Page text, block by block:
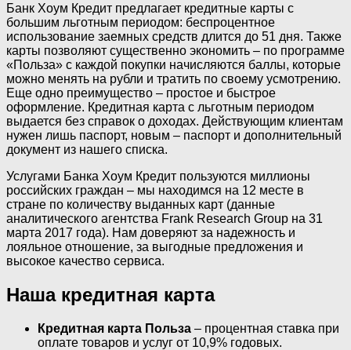
Банк Хоум Кредит предлагает кредитные карты с
большим льготным периодом: беспроцентное
использование заемных средств длится до 51 дня. Также
карты позволяют существенно экономить – по программе
«Польза» с каждой покупки начисляются баллы, которые
можно менять на рубли и тратить по своему усмотрению.
Еще одно преимущество – простое и быстрое
оформление. Кредитная карта с льготным периодом
выдается без справок о доходах. Действующим клиентам
нужен лишь паспорт, новым – паспорт и дополнительный
документ из нашего списка.
Услугами Банка Хоум Кредит пользуются миллионы
российских граждан – мы находимся на 12 месте в
стране по количеству выданных карт (данные
аналитического агентства Frank Research Group на 31
марта 2017 года). Нам доверяют за надежность и
лояльное отношение, за выгодные предложения и
высокое качество сервиса.
Наша кредитная карта
Кредитная карта Польза – процентная ставка при
оплате товаров и услуг от 10,9% годовых.